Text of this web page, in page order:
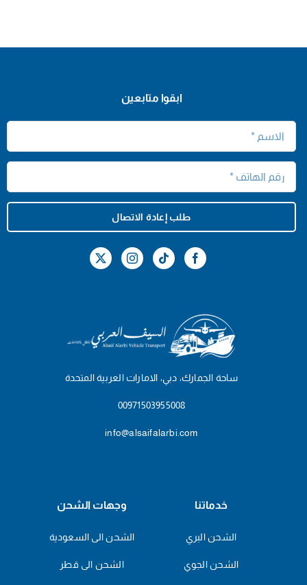
ساحة الجمارك، دبي، الامارات العربية المتحدة
00971503955008
info@alsaifalarbi.com
خدماتنا
الشحن البري
الشحن الجوي
وجهات الشحن
الشحن الى السعودية
الشحن الى قطر
ابقوا متابعين
طلب إعادة الاتصال